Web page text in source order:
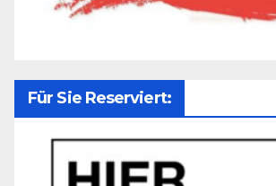
Für Sie Reserviert: